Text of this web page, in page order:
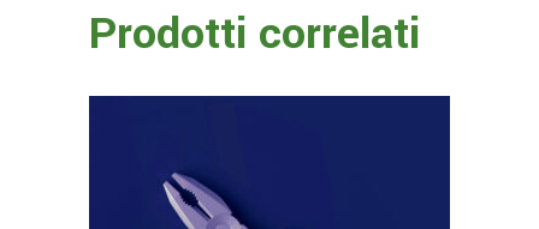
Prodotti correlati